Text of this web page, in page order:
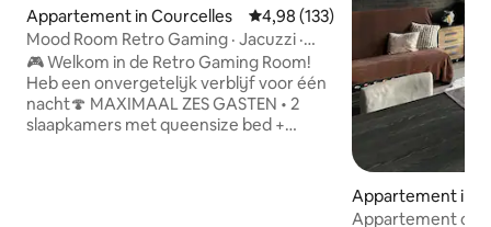
Appartement in Courcelles Gemiddelde beoordeling van
4,98 (133)
Mood Room Retro Gaming · Jacuzzi ·
Speelhal · Sauna
🎮 Welkom in de Retro Gaming Room!
Heb een onvergetelijk verblijf voor één
nacht🍄 MAXIMAAL ZES GASTEN • 2
slaapkamers met queensize bed +
Appartement in
Appartement